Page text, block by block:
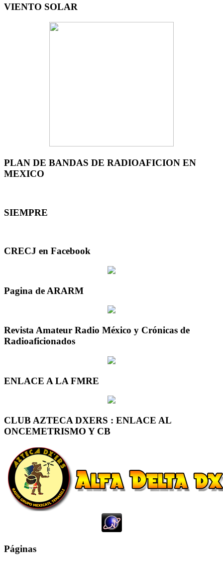
VIENTO SOLAR
PLAN DE BANDAS DE RADIOAFICION EN
MEXICO
SIEMPRE
CRECJ en Facebook
Pagina de ARARM
Revista Amateur Radio México y Crónicas de
Radioaficionados
ENLACE A LA FMRE
CLUB AZTECA DXERS : ENLACE AL
ONCEMETRISMO Y CB
Páginas